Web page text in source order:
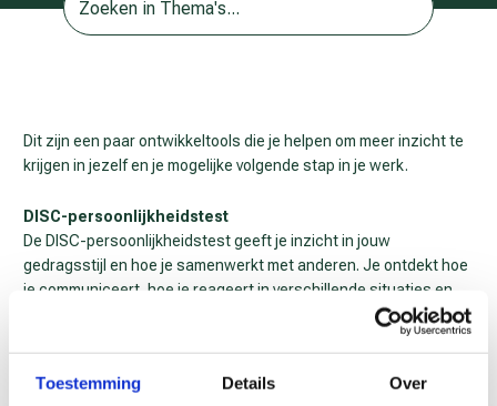
Toestemming Details Over
Dit zijn een paar ontwikkeltools die je helpen om meer inzicht te
krijgen in jezelf en je mogelijke volgende stap in je werk.
DISC-persoonlijkheidstest
De DISC-persoonlijkheidstest geeft je inzicht in jouw
gedragsstijl en hoe je samenwerkt met anderen. Je ontdekt hoe
je communiceert, hoe je reageert in verschillende situaties en
wat jij nodig hebt om prettig en effectief samen te werken.
waardoor samenwerken vaak makkelijker en duidelijker wordt.